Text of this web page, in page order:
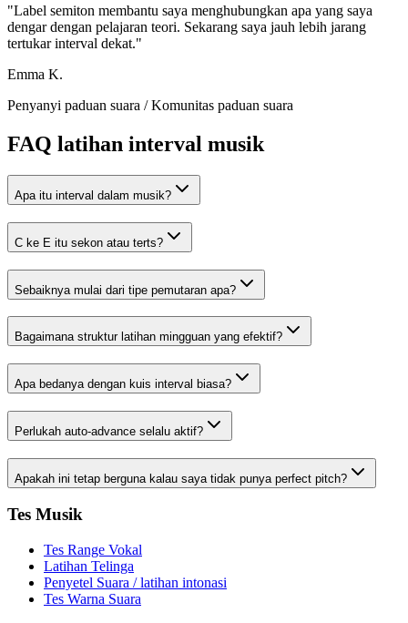
"Label semiton membantu saya menghubungkan apa yang saya
dengar dengan pelajaran teori. Sekarang saya jauh lebih jarang
tertukar interval dekat."
Emma K.
Penyanyi paduan suara /Komunitas paduan suara
FAQ latihan interval musik
Apa itu interval dalam musik?
C ke E itu sekon atau terts?
Sebaiknya mulai dari tipe pemutaran apa?
Bagaimana struktur latihan mingguan yang efektif?
Apa bedanya dengan kuis interval biasa?
Perlukah auto-advance selalu aktif?
Apakah ini tetap berguna kalau saya tidak punya perfect pitch?
Tes Musik
Tes Range Vokal
Latihan Telinga
Penyetel Suara / latihan intonasi
Tes Warna Suara